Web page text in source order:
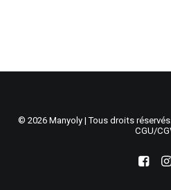
© 2026 Manyoly | Tous droits
CGU/